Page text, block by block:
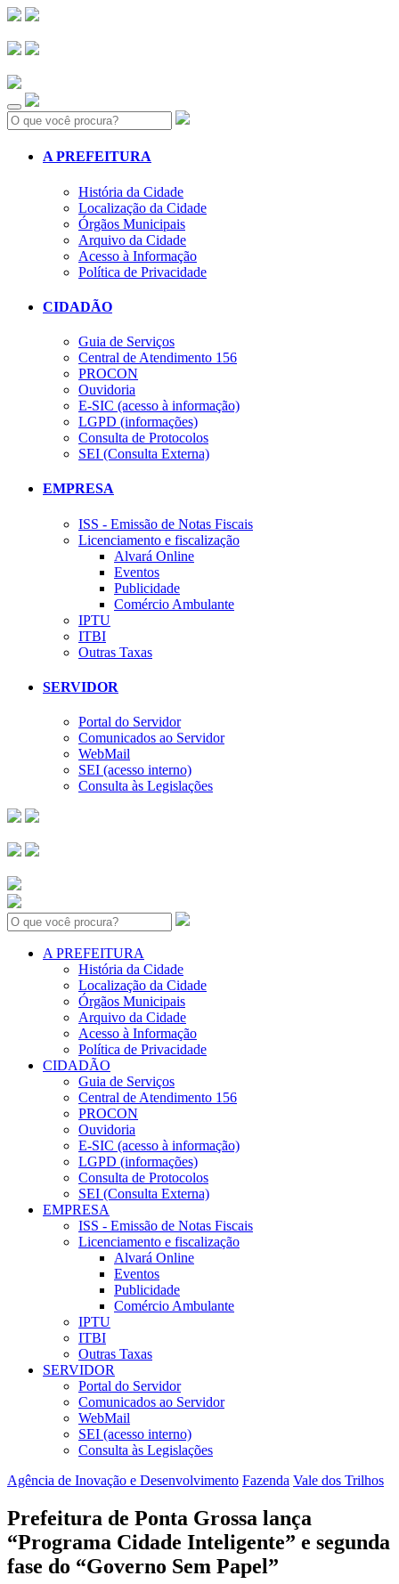
Search:
A PREFEITURA
História da Cidade
Localização da Cidade
Órgãos Municipais
Arquivo da Cidade
Acesso à Informação
Política de Privacidade
CIDADÃO
Guia de Serviços
Central de Atendimento 156
PROCON
Ouvidoria
E-SIC (acesso à informação)
LGPD (informações)
Consulta de Protocolos
SEI (Consulta Externa)
EMPRESA
ISS - Emissão de Notas Fiscais
Licenciamento e fiscalização
Alvará Online
Eventos
Publicidade
Comércio Ambulante
IPTU
ITBI
Outras Taxas
SERVIDOR
Portal do Servidor
Comunicados ao Servidor
WebMail
SEI (acesso interno)
Consulta às Legislações
Search:
A PREFEITURA
História da Cidade
Localização da Cidade
Órgãos Municipais
Arquivo da Cidade
Acesso à Informação
Política de Privacidade
CIDADÃO
Guia de Serviços
Central de Atendimento 156
PROCON
Ouvidoria
E-SIC (acesso à informação)
LGPD (informações)
Consulta de Protocolos
SEI (Consulta Externa)
EMPRESA
ISS - Emissão de Notas Fiscais
Licenciamento e fiscalização
Alvará Online
Eventos
Publicidade
Comércio Ambulante
IPTU
ITBI
Outras Taxas
SERVIDOR
Portal do Servidor
Comunicados ao Servidor
WebMail
SEI (acesso interno)
Consulta às Legislações
Agência de Inovação e Desenvolvimento Fazenda Vale dos Trilhos
Prefeitura de Ponta Grossa lança
“Programa Cidade Inteligente” e segunda
fase do “Governo Sem Papel”